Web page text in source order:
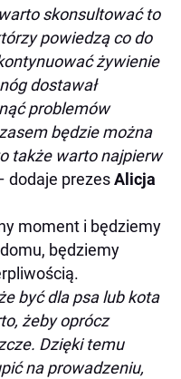
skonsultować to
powiedzą co do
żywienie
dostawał
problemów
będzie można
także warto najpierw
dodaje prezesAlicja
moment i będziemy
będziemy
być dla psa lub kota
żeby oprócz
Dzięki temu
na prowadzeniu,